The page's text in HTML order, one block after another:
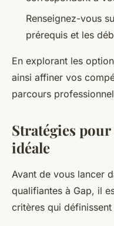
Renseignez-vous
prérequis et les
En explorant les
ainsi affiner vos
parcours
Stratégies
idéale
Avant de vous lancer
qualifiantes à Gap, il
critères qui définissent